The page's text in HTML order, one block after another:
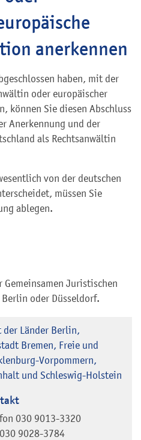
anerkennen
haben, mit der
oder europäischer
können Sie diesen Abschluss
Anerkennung und der
als Rechtsanwältin
von der deutschen
müssen Sie
ablegen.
Gemeinsamen Juristischen
oder Düsseldorf.
der Länder Berlin,
Bremen, Freie und
Vorpommern,
und Schleswig-Holstein
030 9013-3320
030 9028-3784